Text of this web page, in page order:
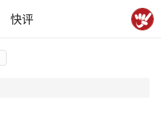
快评
下拉刷新